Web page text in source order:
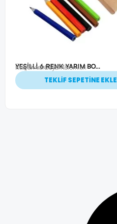
YEŞİLLİ 6 RENK YARIM BOY BOYAMA SETİ
Ürün Kodu: 20649
Kurşun ve Boya Kalemleri
TEKLİF SEPETİNE EKLE